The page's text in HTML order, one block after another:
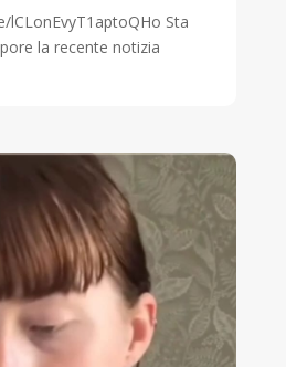
lCLonEvyT1aptoQHo Sta
la recente notizia